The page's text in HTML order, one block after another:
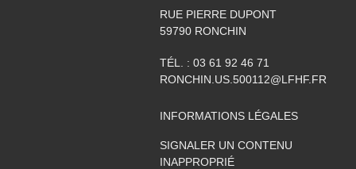
RUE PIERRE DUPONT
59790 RONCHIN
TÉL. : 03 61 92 46 71
RONCHIN.US.500112@LFHF.FR
INFORMATIONS LÉGALES
SIGNALER UN CONTENU
INAPPROPRIÉ